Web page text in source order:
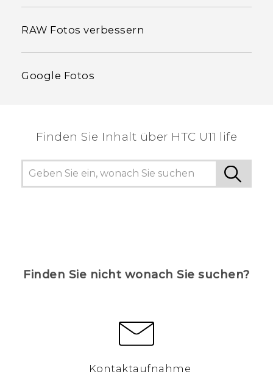
RAW Fotos verbessern
Google Fotos
Finden Sie Inhalt über‎ HTC U11 life
Finden Sie nicht wonach Sie suchen?
Kontaktaufnahme